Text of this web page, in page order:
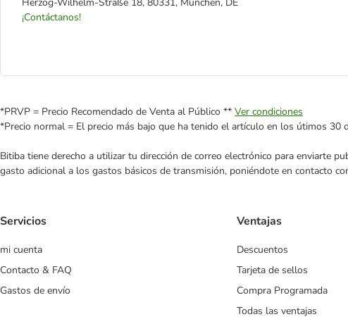
¡Contáctanos!
*PRVP = Precio Recomendado de Venta al Público ** Ver condiciones
*Precio normal = El precio más bajo que ha tenido el artículo en los útimos 30
Bitiba tiene derecho a utilizar tu dirección de correo electrónico para enviarte
gasto adicional a los gastos básicos de transmisión, poniéndote en contacto
Servicios
mi cuenta
Contacto & FAQ
Gastos de envío
Ventajas
Descuentos
Tarjeta de sellos
Compra Programada
Todas las ventajas